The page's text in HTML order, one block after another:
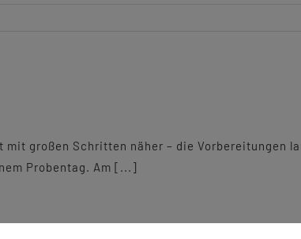
großen Schritten näher – die Vorbereitungen
Probentag. Am [...]